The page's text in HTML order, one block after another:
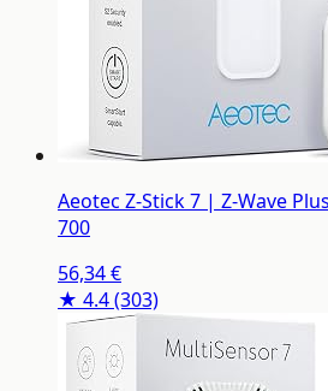
Aeotec Z-Stick 7 | Z-Wave
700
56,34 €
★ 4.4(303)